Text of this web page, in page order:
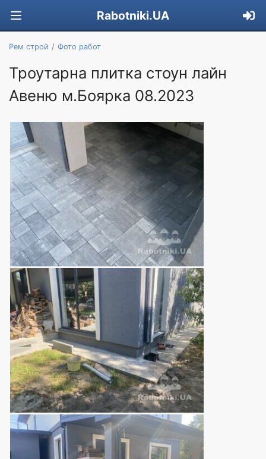
Rabotniki.UA
Рем строй Фото работ
Троутарна плитка стоун лайн
Авеню м.Боярка 08.2023